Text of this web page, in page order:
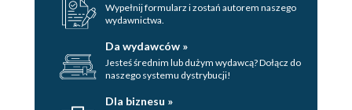
Wypełnij formularz i zostań autorem naszego
wydawnictwa.
Da wydawców »
Jesteś średnim lub dużym wydawcą? Dołącz do
naszego systemu dystrybucji!
Dla biznesu »